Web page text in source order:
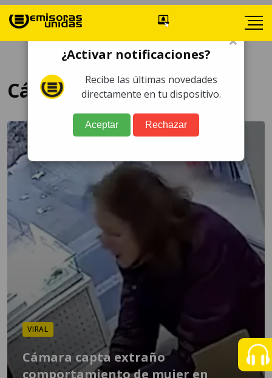
Cámara de Seguridad
VIRAL
Cámara capta extraño
comportamiento de mujer en
×
¿Activar notificaciones?
Recibe las últimas novedades
directamente en tu dispositivo.
Aceptar Rechazar